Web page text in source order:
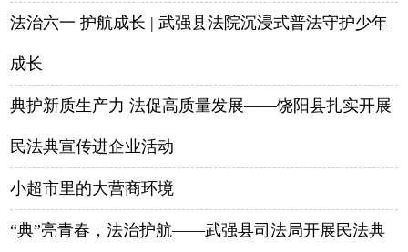
法治六一 护航成长 | 武强县法院沉浸式普法守护少年
成长
典护新质生产力 法促高质量发展——饶阳县扎实开展
民法典宣传进企业活动
小超市里的大营商环境
“典”亮青春，法治护航——武强县司法局开展民法典